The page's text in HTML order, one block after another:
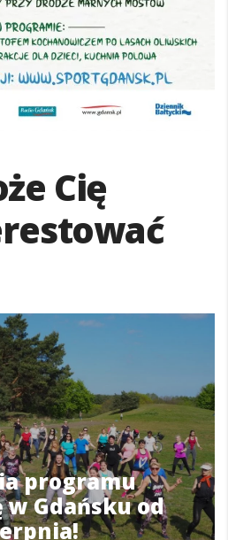
Cię
programu
Gdańsku od